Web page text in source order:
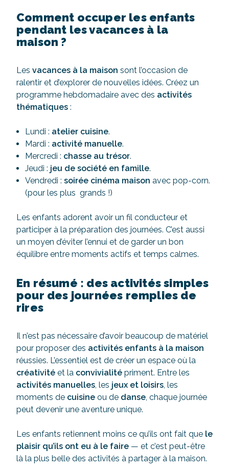
Comment occuper les enfants
pendant les vacances à la
maison ?
Les vacances à la maison sont l’occasion de
ralentir et d’explorer de nouvelles idées. Créez un
programme hebdomadaire avec des activités
thématiques :
Lundi : atelier cuisine.
Mardi : activité manuelle.
Mercredi : chasse au trésor.
Jeudi : jeu de société en famille.
Vendredi : soirée cinéma maison avec pop-corn.
(pour les plus grands !)
Les enfants adorent avoir un fil conducteur et
participer à la préparation des journées. C’est aussi
un moyen d’éviter l’ennui et de garder un bon
équilibre entre moments actifs et temps calmes.
En résumé : des activités simples
pour des journées remplies de
rires
Il n’est pas nécessaire d’avoir beaucoup de matériel
pour proposer des activités enfants à la maison
réussies. L’essentiel est de créer un espace où la
créativité et la convivialité priment. Entre les
activités manuelles, les jeux et loisirs, les
moments de cuisine ou de danse, chaque journée
peut devenir une aventure unique.
Les enfants retiennent moins ce qu’ils ont fait que le
plaisir qu’ils ont eu à le faire — et c’est peut-être
là la plus belle des activités à partager à la maison.